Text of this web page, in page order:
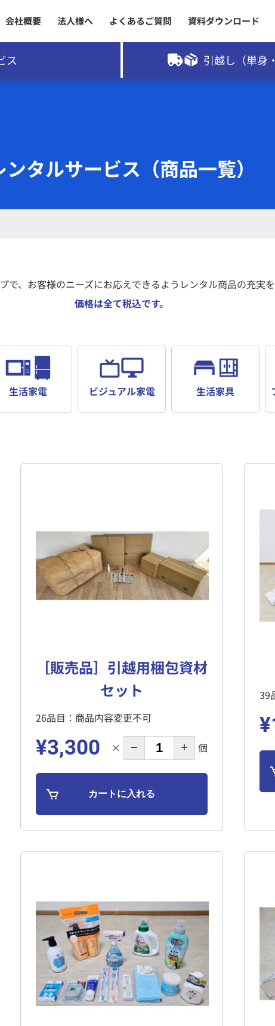
会社概要 法人様へ よくあるご質問 資料ダウンロード
ス 引越し（単身
ンタルサービス（商品一覧）
で、お客様のニーズにお応えできるようレンタル商品の充実を
価格は全て税込です。
生活家電 ビジュアル家電 生活家具
［販売品］引越用梱包資材
セット
26品目：商品内容変更不可
¥3,300 × 個
39